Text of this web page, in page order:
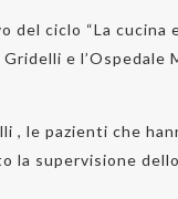
ciclo “La cucina
e l’Ospedale
, le pazienti che
supervisione